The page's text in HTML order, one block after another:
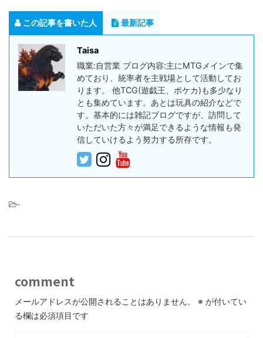
この記事を書いた人 最新記事
Taisa
職業:自営業 ブログ内容:主にMTGメインで集
めており、統率者を主戦場として活動してお
ります。 他TCG(遊戯王、ポケカ)も多少なり
とも集めています。あとは玩具の紹介などで
す。基本的には雑記ブログですが、訪問して
いただいた方々が満足できるような情報も発
信していけるよう努力する所存です。
-
comment
メールアドレスが公開されることはありません。 ※ が付いてい
る欄は必須項目です